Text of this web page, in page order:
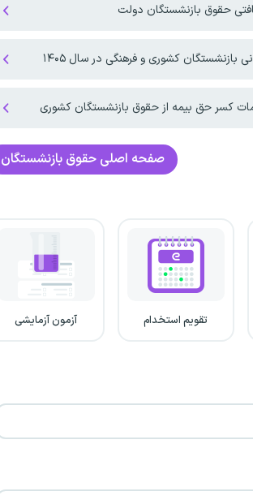
بازنشستگان کشوری و فرهنگی در سال ۱۴۰۵
کسر حق بیمه از حقوق بازنشستگان کشوری
صفحه اصلیحقوق بازنشستگان
تقویم استخدام آزمون آزمایشی